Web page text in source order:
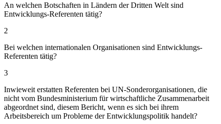
An welchen Botschaften in Ländern der Dritten Welt sind
Entwicklungs-Referenten tätig?
2
Bei welchen internationalen Organisationen sind Entwicklungs-
Referenten tätig?
3
Inwieweit erstatten Referenten bei UN-Sonderorganisationen, die
nicht vom Bundesministerium für wirtschaftliche Zusammenarbeit
abgeordnet sind, diesem Bericht, wenn es sich bei ihrem
Arbeitsbereich um Probleme der Entwicklungspolitik handelt?